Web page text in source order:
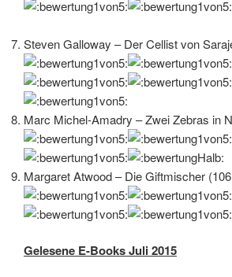
Steven Galloway – Der Cellist von
Marc Michel-Amadry – Zwei Zebras in
Margaret Atwood – Die Giftmischer
Gelesene E-Books Juli 2015